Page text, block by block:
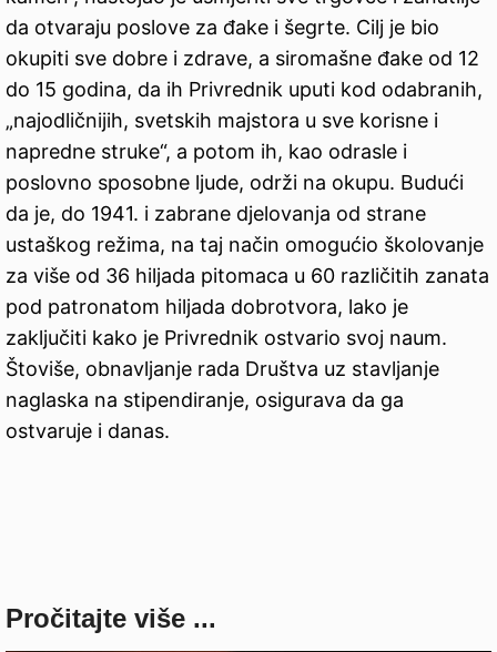
da otvaraju poslove za đake i šegrte. Cilj je bio
okupiti sve dobre i zdrave, a siromašne đake od 12
do 15 godina, da ih Privrednik uputi kod odabranih,
„najodličnijih, svetskih majstora u sve korisne i
napredne struke“, a potom ih, kao odrasle i
poslovno sposobne ljude, održi na okupu. Budući
da je, do 1941. i zabrane djelovanja od strane
ustaškog režima, na taj način omogućio školovanje
za više od 36 hiljada pitomaca u 60 različitih zanata
pod patronatom hiljada dobrotvora, lako je
zaključiti kako je Privrednik ostvario svoj naum.
Štoviše, obnavljanje rada Društva uz stavljanje
naglaska na stipendiranje, osigurava da ga
ostvaruje i danas.
Pročitajte više ...